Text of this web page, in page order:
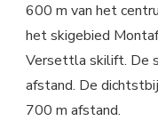
600 m van het
het skigebied
Versettla skilift. De
afstand. De
700 m afstand.